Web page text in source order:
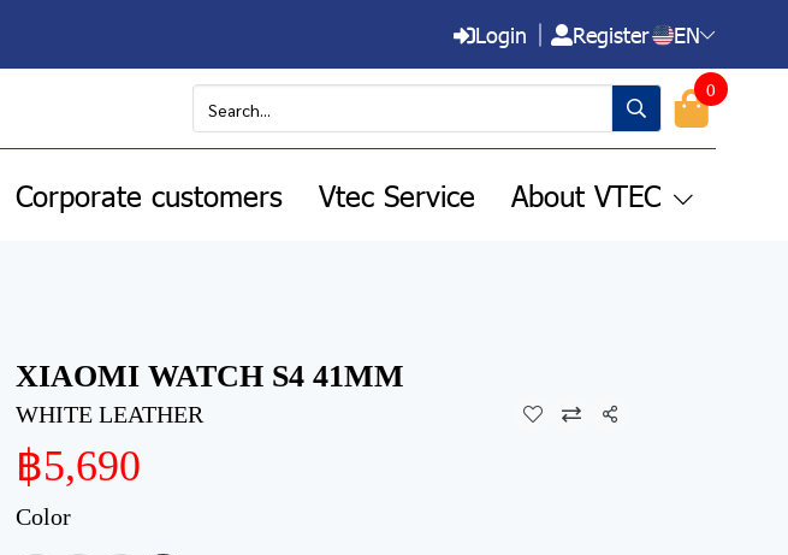
Login Register EN
0
Corporate customers Vtec Service About VTEC
XIAOMI WATCH S4 41MM
WHITE LEATHER Share
฿5,690
Color